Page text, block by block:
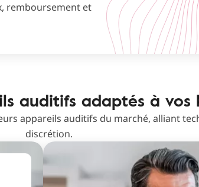
remboursement et
auditifs adaptés à vos
appareils auditifs du marché, alliant
discrétion.